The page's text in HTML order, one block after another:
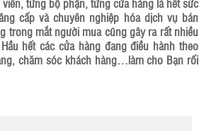
cấp và chuyên nghiệp hóa dịch vụ bán
trong mắt người mua cũng gây ra rất nhiều
hết các cửa hàng đang điều hành theo
chăm sóc khách hàng…làm cho Bạn rối